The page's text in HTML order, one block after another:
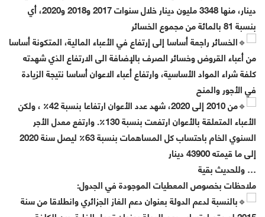
دينار، منها 3348 مليون دينار خلال سنوات 2017 و2018 و2020، أي
بنسبة 81 بالمائة من مجموع الخسائر
الخسائر راجعة أساسا إلى إرتفاع في الأعباء المالية، المتكونة أساسا
من أعباء القروض وخسائر الصرف بالإضافة الى الارتفاع الذي شهدته
كلفة شراء المواد الأساسية، وارتفاع أعباء الاعوان أساسا نتيجة الزيادة
في الأجور والمنح
من 2010 إلى 2020، شهد عدد الأعوان ارتفاعا بنسبة 42٪ ، ولكن
الأعباء المتعلقة بالأعوان ارتفعت بنسبة 130٪. وارتفع معدل الأجر
السنوي الخام باحتساب كل المساهمات بنسبة 63٪ ليصل سنة 2020
إلى ما قيمته 43900 دينار
… وللحديث بقية
ملاحظات بخصوص المعطيات الموجودة في الجدول:
بالنسبة لدعم الدولة بعنوان دعم الغاز الجزائري وانطلاقا من سنة